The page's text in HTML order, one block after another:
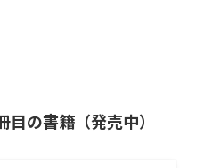
の書籍（発売中）